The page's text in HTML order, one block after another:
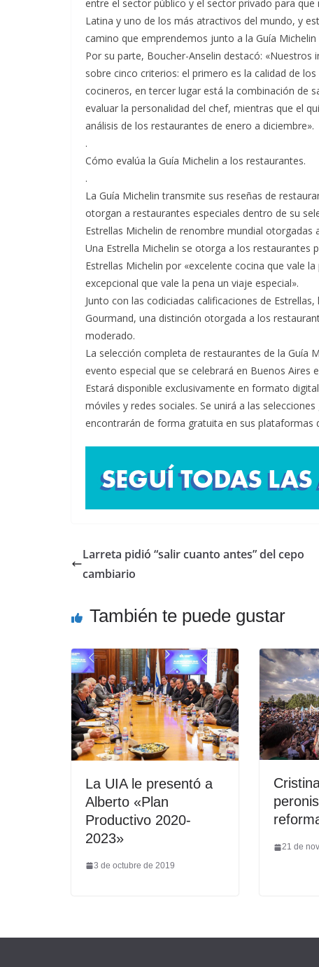
entre el sector público y el sector privado para
Latina y uno de los más atractivos del mundo, y
camino que emprendemos junto a la Guía
Por su parte, Boucher-Anselin destacó:
sobre cinco criterios: el primero es la calidad de
cocineros, en tercer lugar está la combinación de
evaluar la personalidad del chef, mientras que el
análisis de los restaurantes de enero a diciembre».
.
Cómo evalúa la Guía Michelin a los restaurantes.
.
La Guía Michelin transmite sus reseñas de
otorgan a restaurantes especiales dentro de su
Estrellas Michelin de renombre mundial
Una Estrella Michelin se otorga a los restaurantes
Estrellas Michelin por «excelente cocina que vale
excepcional que vale la pena un viaje especial».
Junto con las codiciadas calificaciones de
Gourmand, una distinción otorgada a los
moderado.
La selección completa de restaurantes de la Guía
evento especial que se celebrará en Buenos Aires
Estará disponible exclusivamente en formato
móviles y redes sociales. Se unirá a las
encontrarán de forma gratuita en sus plataformas
Larreta pidió “salir cuanto antes” del cepo
cambiario
También te puede gustar
La UIA le presentó a
Alberto «Plan
Productivo 2020-
2023»
3 de octubre de 2019
21 de